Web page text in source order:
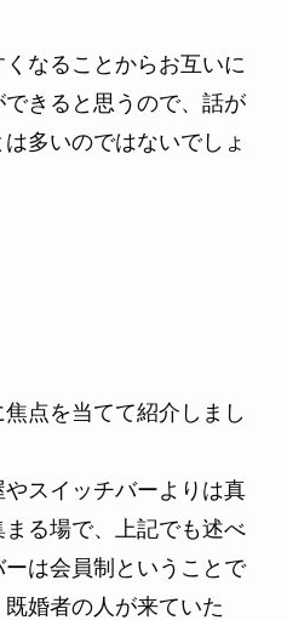
なることからお互いに
きると思うので、話が
多いのではないでしょ
点を当てて紹介しまし
スイッチバーよりは真
る場で、上記でも述べ
は会員制ということで
婚者の人が来ていた